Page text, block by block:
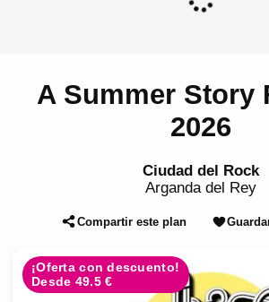
A Summer Story
2026
Ciudad del Rock
Arganda del Rey
Compartir este plan
¡Oferta con descuento!
Desde 49.5 €